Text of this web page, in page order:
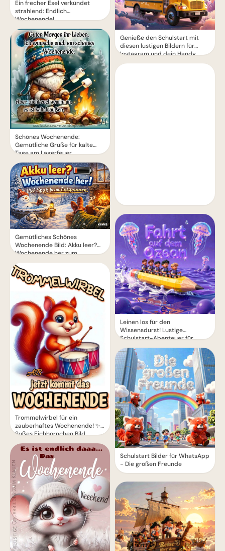
Ein frecher Esel verkündet
strahlend: Endlich
Wochenende!
Schönes Wochenende:
Gemütliche Grüße für kalte
Tage am Lagerfeuer
Gemütliches Schönes
Wochenende Bild: Akku leer?
Wochenende her zum
Entspannen!
Trommelwirbel für ein
zauberhaftes Wochenende! ✨
Süßes Eichhörnchen Bild
Genieße den Schulstart mit
diesen lustigen Bildern für
Instagram und dein Handy
Leinen los für den
Wissensdurst! Lustige
Schulstart-Abenteuer für
Instagram.
Schulstart Bilder für WhatsApp
- Die großen Freunde